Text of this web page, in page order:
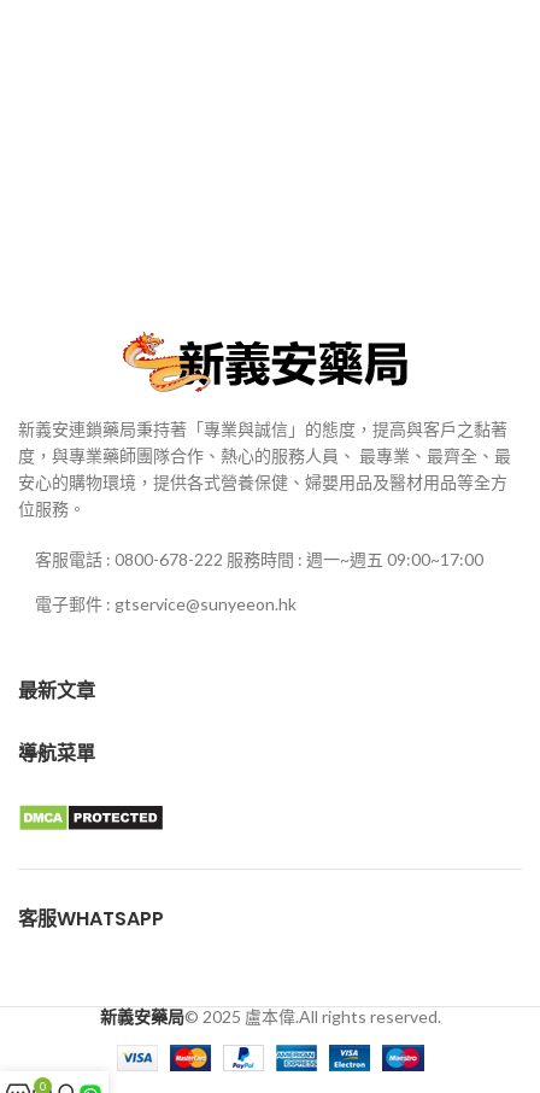
新義安連鎖藥局秉持著「專業與誠信」的態度，提高與客戶之黏著
度，與專業藥師團隊合作、熱心的服務人員、 最專業、最齊全、最
安心的購物環境，提供各式營養保健、婦嬰用品及醫材用品等全方
位服務。
客服電話 : 0800-678-222 服務時間 : 週一~週五 09:00~17:00
電子郵件 : gtservice@sunyeeon.hk
最新文章
導航菜單
客服WHATSAPP
新義安藥局© 2025 盧本偉.All rights reserved.
0